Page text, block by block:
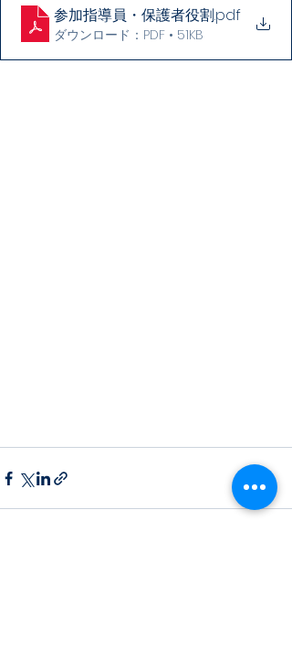
参加指導員・保護者役割.pdf
ダウンロード：PDF • 51KB